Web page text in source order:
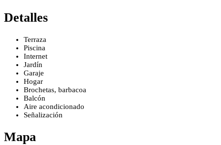
Detalles
Terraza
Piscina
Internet
Jardín
Garaje
Hogar
Brochetas, barbacoa
Balcón
Aire acondicionado
Señalización
Mapa